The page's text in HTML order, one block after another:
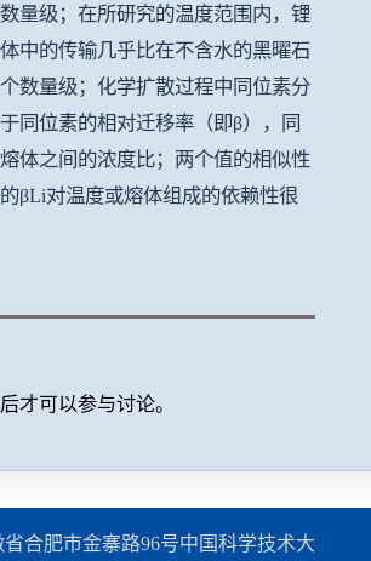
量级；在所研究的温度范围内，锂
中的传输几乎比在不含水的黑曜石
数量级；化学扩散过程中同位素分
同位素的相对迁移率（即β），同
体之间的浓度比；两个值的相似性
βLi对温度或熔体组成的依赖性很
才可以参与讨论。
合肥市金寨路96号中国科学技术大